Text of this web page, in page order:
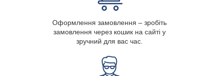
Оформлення замовлення – зробіть
замовлення через кошик на сайті у
зручний для вас час.